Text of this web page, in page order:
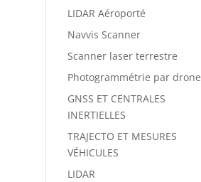
LIDAR Aéroporté
Navvis Scanner
Scanner laser terrestre
Photogrammétrie par drone
GNSS ET CENTRALES
INERTIELLES
TRAJECTO ET MESURES
VÉHICULES
LIDAR